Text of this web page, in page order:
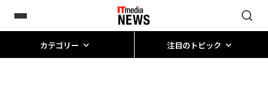
カテゴリー 注目のトピック